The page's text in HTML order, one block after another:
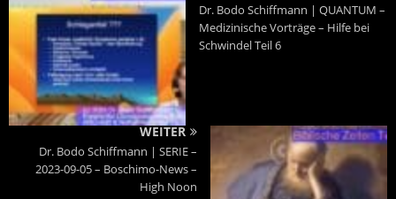
Dr. Bodo Schiffmann | QUANTUM –
Medizinische Vorträge – Hilfe bei
Schwindel Teil 6
WEITER
Dr. Bodo Schiffmann | SERIE –
2023-09-05 – Boschimo-News –
High Noon